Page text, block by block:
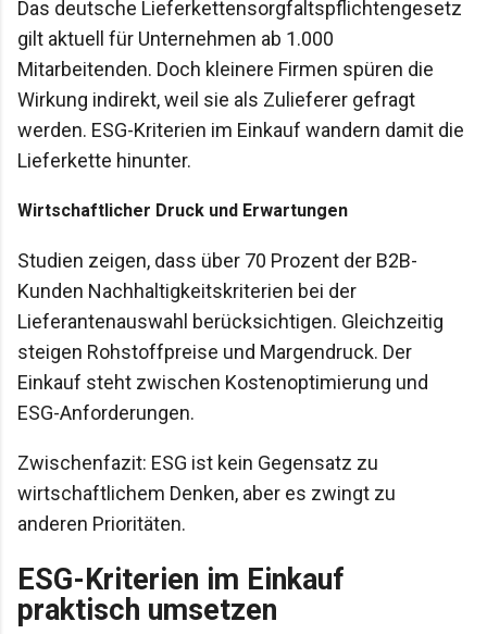
Das deutsche Lieferkettensorgfaltspflichtengesetz
gilt aktuell für Unternehmen ab 1.000
Mitarbeitenden. Doch kleinere Firmen spüren die
Wirkung indirekt, weil sie als Zulieferer gefragt
werden. ESG-Kriterien im Einkauf wandern damit die
Lieferkette hinunter.
Wirtschaftlicher Druck und Erwartungen
Studien zeigen, dass über 70 Prozent der B2B-
Kunden Nachhaltigkeitskriterien bei der
Lieferantenauswahl berücksichtigen. Gleichzeitig
steigen Rohstoffpreise und Margendruck. Der
Einkauf steht zwischen Kostenoptimierung und
ESG-Anforderungen.
Zwischenfazit: ESG ist kein Gegensatz zu
wirtschaftlichem Denken, aber es zwingt zu
anderen Prioritäten.
ESG-Kriterien im Einkauf
praktisch umsetzen